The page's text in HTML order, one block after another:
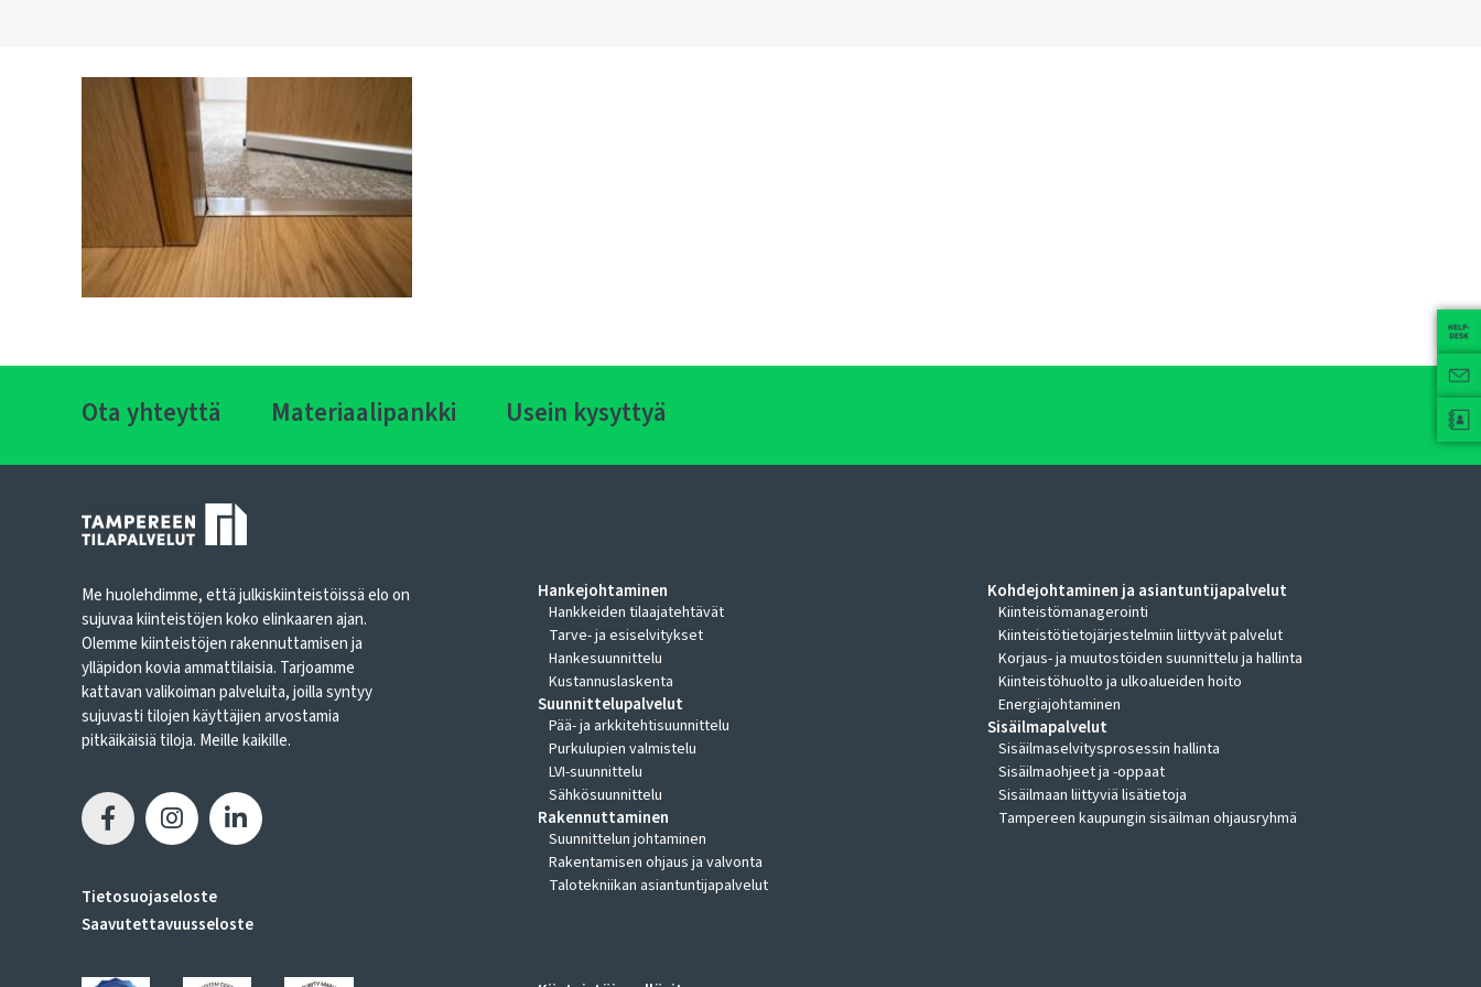
Ota yhteyttä Materiaalipankki Usein kysyttyä
Me huolehdimme, että julkiskiinteistöissä elo on
sujuvaa kiinteistöjen koko elinkaaren ajan.
Olemme kiinteistöjen rakennuttamisen ja
ylläpidon kovia ammattilaisia. Tarjoamme
kattavan valikoiman palveluita, joilla syntyy
sujuvasti tilojen käyttäjien arvostamia
pitkäikäisiä tiloja. Meille kaikille.
Tietosuojaseloste
Saavutettavuusseloste
Hankejohtaminen
Hankkeiden tilaajatehtävät
Tarve- ja esiselvitykset
Hankesuunnittelu
Kustannuslaskenta
Suunnittelupalvelut
Pää- ja arkkitehtisuunnittelu
Purkulupien valmistelu
LVI-suunnittelu
Sähkösuunnittelu
Rakennuttaminen
Suunnittelun johtaminen
Rakentamisen ohjaus ja valvonta
Talotekniikan asiantuntijapalvelut
Kohdejohtaminen ja asiantuntijapalvelut
Kiinteistömanagerointi
Kiinteistötietojärjestelmiin liittyvät palvelut
Korjaus- ja muutostöiden suunnittelu ja hallinta
Kiinteistöhuolto ja ulkoalueiden hoito
Energiajohtaminen
Sisäilmapalvelut
Sisäilmaselvitysprosessin hallinta
Sisäilmaohjeet ja -oppaat
Sisäilmaan liittyviä lisätietoja
Tampereen kaupungin sisäilman ohjausryhmä